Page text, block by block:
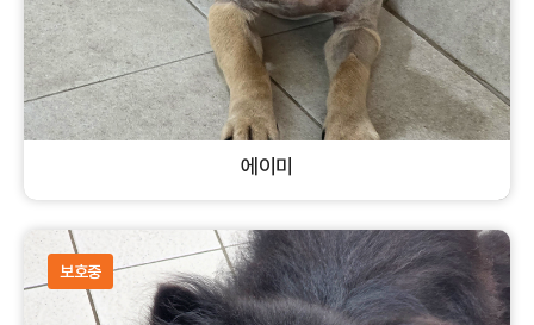
에이미
혼혈견 개
보호중